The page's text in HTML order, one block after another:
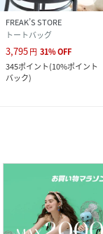
FREAK’S STORE
トートバッグ
3,795円 31%OFF
345ポイント(10%ポイント
バック)